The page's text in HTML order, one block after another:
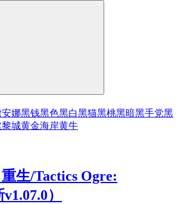
安娜黑钱黑色黑白黑猫黑桃黑暗黑手党黑
黎城黄金海岸黄牛
生/Tactics Ogre:
）